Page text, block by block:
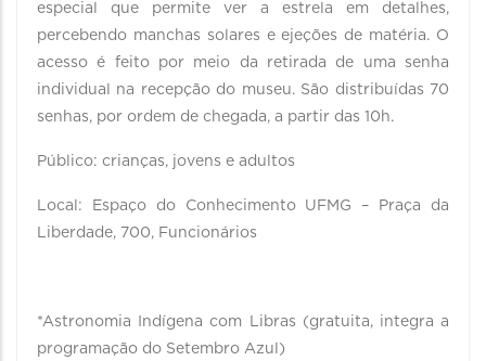
especial que permite ver a estrela em detalhes,
percebendo manchas solares e ejeções de matéria. O
acesso é feito por meio da retirada de uma senha
individual na recepção do museu. São distribuídas 70
senhas, por ordem de chegada, a partir das 10h.
Público: crianças, jovens e adultos
Local: Espaço do Conhecimento UFMG – Praça da
Liberdade, 700, Funcionários
*Astronomia Indígena com Libras (gratuita, integra a
programação do Setembro Azul)